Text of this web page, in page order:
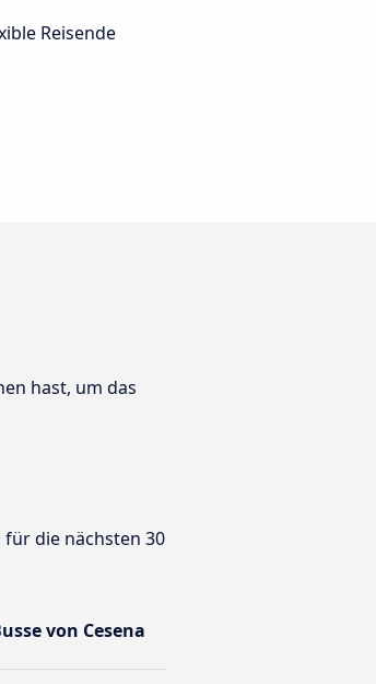
Reisende
hast, um das
für die nächsten 30
von Cesena